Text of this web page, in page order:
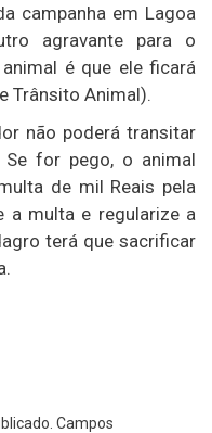
campanha em Lagoa
agravante para o
é que ele ficará
Trânsito Animal).
não poderá transitar
Se for pego, o animal
de mil Reais pela
a multa e regularize a
terá que sacrificar
Campos